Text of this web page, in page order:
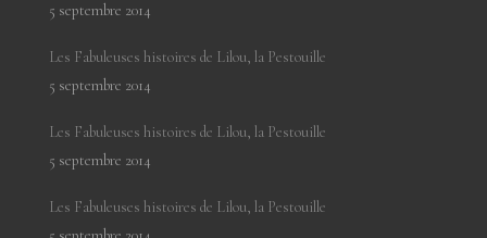
5 septembre 2014
Les Fabuleuses histoires de Lilou, la Pestouille
5 septembre 2014
Les Fabuleuses histoires de Lilou, la Pestouille
5 septembre 2014
Les Fabuleuses histoires de Lilou, la Pestouille